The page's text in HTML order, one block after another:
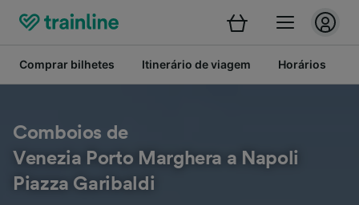
Comprar bilhetes Itinerário de viagem Horários
Comboios de
Venezia Porto Marghera a Napoli
Piazza Garibaldi